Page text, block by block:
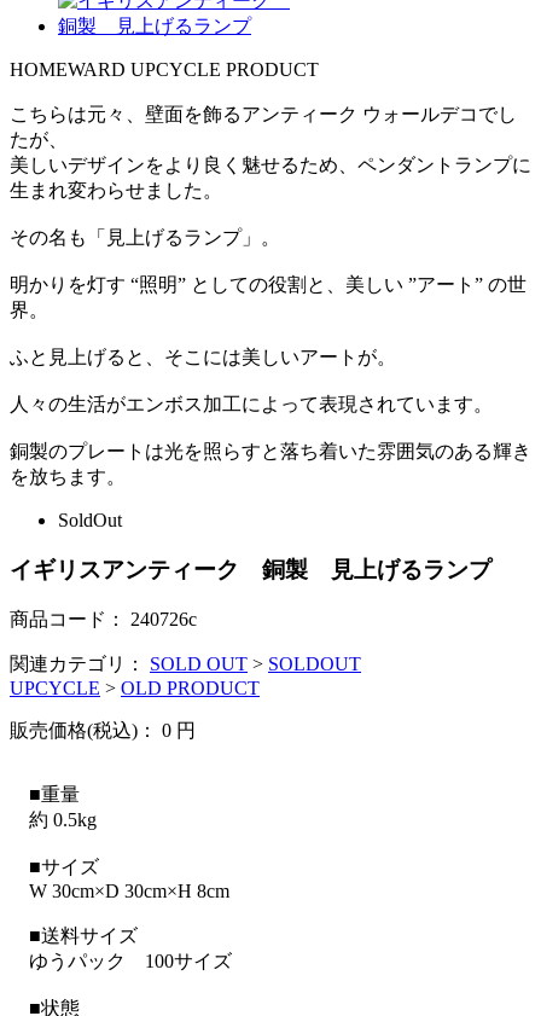
HOMEWARD UPCYCLE PRODUCT
こちらは元々、壁面を飾るアンティーク ウォールデコでし
たが、
美しいデザインをより良く魅せるため、ペンダントランプに
生まれ変わらせました。
その名も「見上げるランプ」。
明かりを灯す “照明” としての役割と、美しい ”アート” の世
界。
ふと見上げると、そこには美しいアートが。
人々の生活がエンボス加工によって表現されています。
銅製のプレートは光を照らすと落ち着いた雰囲気のある輝き
を放ちます。
SoldOut
イギリスアンティーク 銅製 見上げるランプ
商品コード： 240726c
関連カテゴリ： SOLD OUT > SOLDOUT
UPCYCLE > OLD PRODUCT
販売価格(税込)： 0 円
■重量
約 0.5kg
■サイズ
W 30cm×D 30cm×H 8cm
■送料サイズ
ゆうパック 100サイズ
■状態